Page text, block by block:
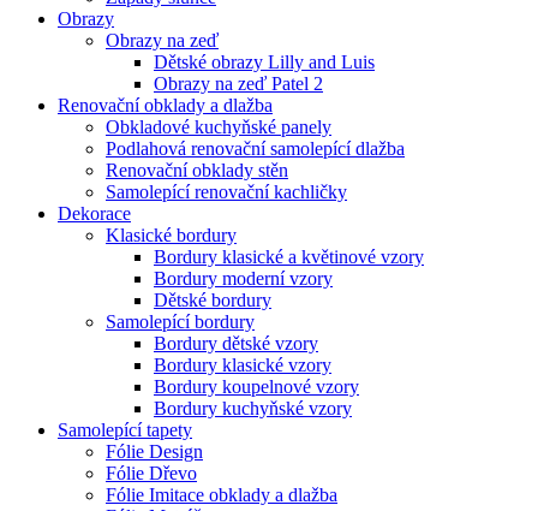
Obrazy
Obrazy na zeď
Dětské obrazy Lilly and Luis
Obrazy na zeď Patel 2
Renovační obklady a dlažba
Obkladové kuchyňské panely
Podlahová renovační samolepící dlažba
Renovační obklady stěn
Samolepící renovační kachličky
Dekorace
Klasické bordury
Bordury klasické a květinové vzory
Bordury moderní vzory
Dětské bordury
Samolepící bordury
Bordury dětské vzory
Bordury klasické vzory
Bordury koupelnové vzory
Bordury kuchyňské vzory
Samolepící tapety
Fólie Design
Fólie Dřevo
Fólie Imitace obklady a dlažba